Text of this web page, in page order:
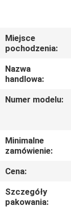
POKAZ
VR
O
PO
FABRYCE
Miejsce
pochodzenia:
Nazwa
handlowa:
Numer modelu:
Minimalne
zamówienie:
Cena:
Szczegóły
pakowania: